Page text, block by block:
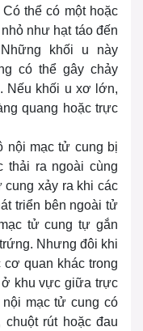
thể có một hoặc
như hạt táo đến
khối u này
có thể gây chảy
. Nếu khối u xơ lớn,
quang hoặc trực
nội mạc tử cung bị
thải ra ngoài cùng
cung xảy ra khi các
triển bên ngoài tử
tử cung tự gắn
Nhưng đôi khi
cơ quan khác trong
khu vực giữa trực
mạc tử cung có
rút hoặc đau